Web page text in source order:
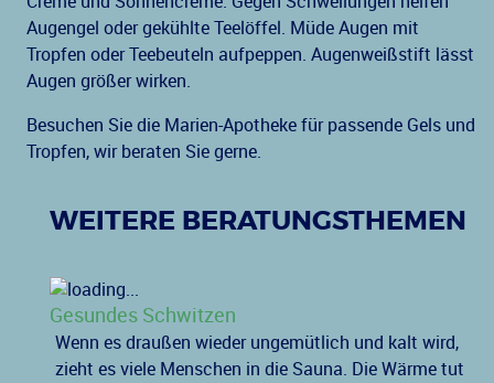
Augengel oder gekühlte Teelöffel. Müde Augen mit
Tropfen oder Teebeuteln aufpeppen. Augenweißstift lässt
Augen größer wirken.
Besuchen Sie die Marien-Apotheke für passende Gels und
Tropfen, wir beraten Sie gerne.
WEITERE BERATUNGSTHEMEN
Gesundes Schwitzen
Wenn es draußen wieder ungemütlich und kalt wird,
zieht es viele Menschen in die Sauna. Die Wärme tut